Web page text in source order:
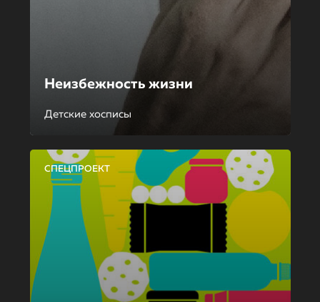
Неизбежность жизни
Детские хосписы
СПЕЦПРОЕКТ